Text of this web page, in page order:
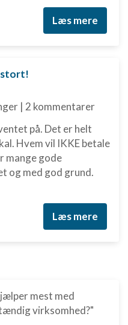
Læs mere
stort!
| 2 kommentarer
på. Det er helt
Hvem vil IKKE betale
mange gode
med god grund.
Læs mere
mest med
virksomhed?"